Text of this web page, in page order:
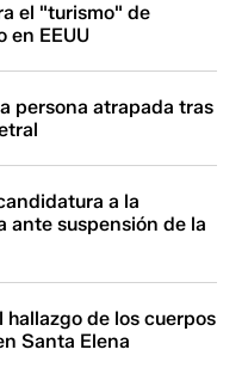
el "turismo" de
en EEUU
persona atrapada tras
a la
ante suspensión de la
hallazgo de los cuerpos
Santa Elena